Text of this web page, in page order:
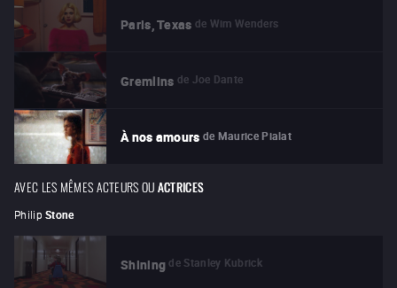
Paris, Texas de Wim Wenders
Gremlins de Joe Dante
À nos amours de Maurice Pialat
AVEC LES MÊMES ACTEURS OUACTRICES
Philip Stone
Shining de Stanley Kubrick